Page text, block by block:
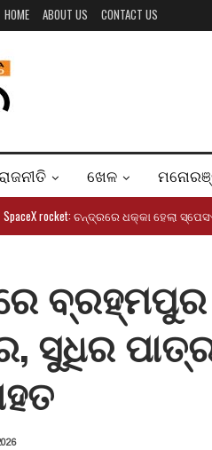
HOME ABOUT US CONTACT US
ଖେଳ
SpaceX rocket: ଚନ୍ଦ୍ରରେ ଧକ୍କା ହେଲା
ସୁଧିର ପାତ୍ର